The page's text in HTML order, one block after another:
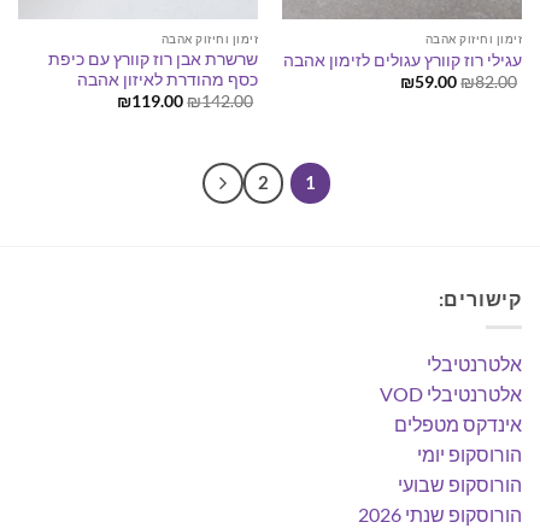
זימון וחיזוק אהבה
עגילי רוז קוורץ עגולים לזימון אהבה
₪82.00
המחיר₪59.00
המחיר
זימון וחיזוק אהבה
שרשרת אבן רוז קוורץ עם כיפת
כסף מהודרת לאיזון אהבה
₪142.00
המחיר ₪119.00
המחיר
1
2
קישורים:
אלטרנטיבלי
אלטרנטיבלי VOD
אינדקס מטפלים
הורוסקופ יומי
הורוסקופ שבועי
הורוסקופ שנתי 2026